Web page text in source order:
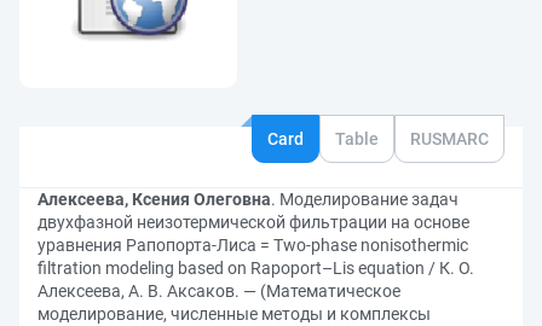
Card Table RUSMARC
Алексеева, Ксения Олеговна. Моделирование задач
двухфазной неизотермической фильтрации на основе
уравнения Рапопорта-Лиса = Two-phase nonisothermic
filtration modeling based on Rapoport–Lis equation / К. О.
Алексеева, А. В. Аксаков. — (Математическое
моделирование, численные методы и комплексы